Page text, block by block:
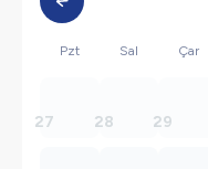
Pzt Sal Çar
27 28 29